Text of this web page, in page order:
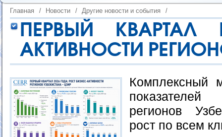
Главная / Новости / Другие новости и события /
ПЕРВЫЙ
АКТИВНОСТИ
Комплексный
показателей
регионов
рост по всем